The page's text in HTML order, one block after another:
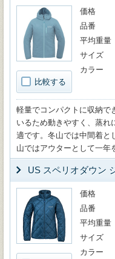
比較する
価格
品番
平均重量
サイズ
カラー
軽量でコンパクトに収納で
いるため動きやすく、蒸れ
適です。冬山では中間着と
山ではアウターとして一年
US スペリオダウン
価格
品番
平均重量
サイズ
カラー